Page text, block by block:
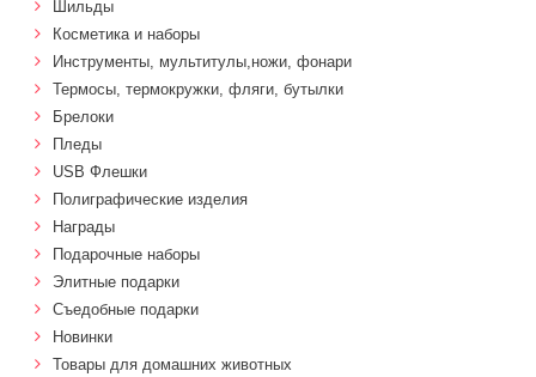
Шильды
Косметика и наборы
Инструменты, мультитулы,ножи, фонари
Термосы, термокружки, фляги, бутылки
Брелоки
Пледы
USB Флешки
Полиграфические изделия
Награды
Подарочные наборы
Элитные подарки
Cъедобные подарки
Новинки
Товары для домашних животных